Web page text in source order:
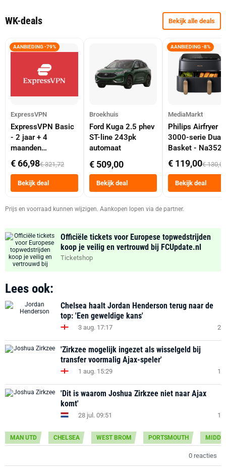
WK-deals Bekijk alle deals
AANBIEDING -79%
ExpressVPN
ExpressVPN Basic
- 2 jaar + 4
maanden
abonnement
€ 66,98€ 321,72
Bekijk deal
Broekhuis
Ford Kuga 2.5 phev
ST-line 243pk
automaat
€ 509,00
Bekijk deal
AANBIEDING -8%
MediaMarkt
Philips Airfryer
3000-serie Dual
Basket -
Dubbele Mand 9
Tot 6 Personen
Heteluchtfriteuse
Zwart
€ 119,00€ 130,00
Bekijk deal
Prijs en voorraad kunnen wijzigen. Aankopen lopen via de partner.
Officiële tickets voor Europese topwedstrijden
koop je veilig en vertrouwd bij FCUpdate.nl
Ticketshop
Lees ook:
Chelsea haalt Jordan Henderson terug naar de
top: 'Een geweldige kans'
3 aug. 17:17 2
'Zirkzee mogelijk ingezet als wisselgeld bij
transfer voormalig Ajax-speler'
1 aug. 15:29 1
'Dit is waarom Joshua Zirkzee niet naar Ajax
komt'
28 jul. 09:51 1
MAN UTD CHELSEA WEST BROM PORTSMOUTH
0 reacties